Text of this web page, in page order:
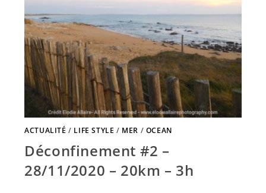
ACTUALITÉ / LIFE STYLE / MER / OCEAN
Déconfinement #2 –
28/11/2020 – 20km – 3h